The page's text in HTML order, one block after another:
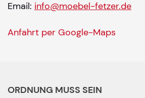
Email: info@moebel-fetzer.de
Anfahrt per Google-Maps
ORDNUNG MUSS SEIN